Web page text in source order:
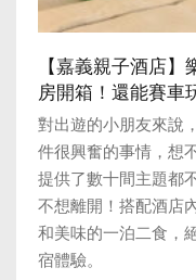
【嘉義親子酒店
房開箱！還能賽車
對出遊的小朋友來說
件很興奮的事情，想
提供了數十間主題都
不想離開！搭配酒店
和美味的一泊二食，
宿體驗。